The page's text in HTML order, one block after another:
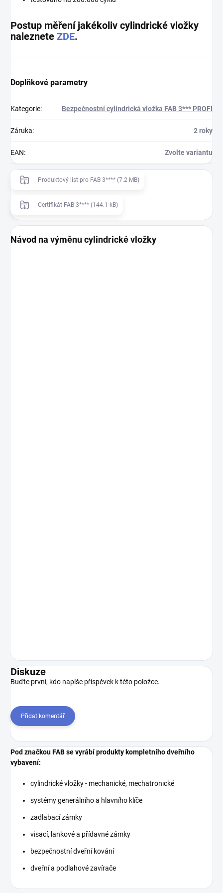
Postup měření jakékoliv cylindrické vložky
naleznete ZDE.
Doplňkové parametry
Kategorie: Bezpečnostní cylindrická vložka FAB 3*** PROFI
Záruka: 2 roky
EAN: Zvolte variantu
Produktový list pro FAB 3**** (7.2 MB)
Certifikát FAB 3**** (144.1 kB)
Návod na výměnu cylindrické vložky
Diskuze
Buďte první, kdo napíše příspěvek k této položce.
Přidat komentář
Pod značkou FAB se vyrábí produkty kompletního dveřního
vybavení:
cylindrické vložky - mechanické, mechatronické
systémy generálního a hlavního klíče
zadlabací zámky
visací, lankové a přídavné zámky
bezpečnostní dveřní kování
dveřní a podlahové zavírače